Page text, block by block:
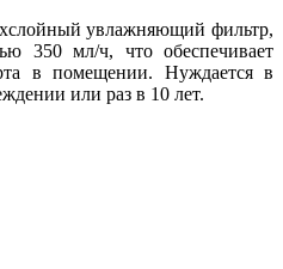
увлажняющий фильтр,
350 мл/ч, что обеспечивает
в помещении. Нуждается в
или раз в 10 лет.